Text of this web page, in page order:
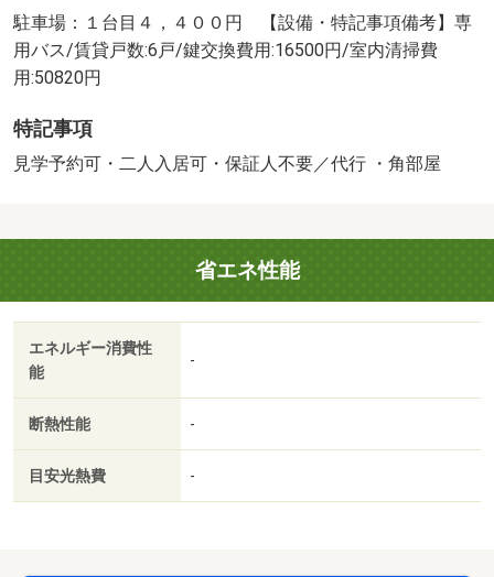
駐車場：１台目４，４００円 【設備・特記事項備考】専
用バス/賃貸戸数:6戸/鍵交換費用:16500円/室内清掃費
用:50820円
特記事項
見学予約可・二人入居可・保証人不要／代行 ・角部屋
省エネ性能
エネルギー消費性
能
-
断熱性能 -
目安光熱費 -